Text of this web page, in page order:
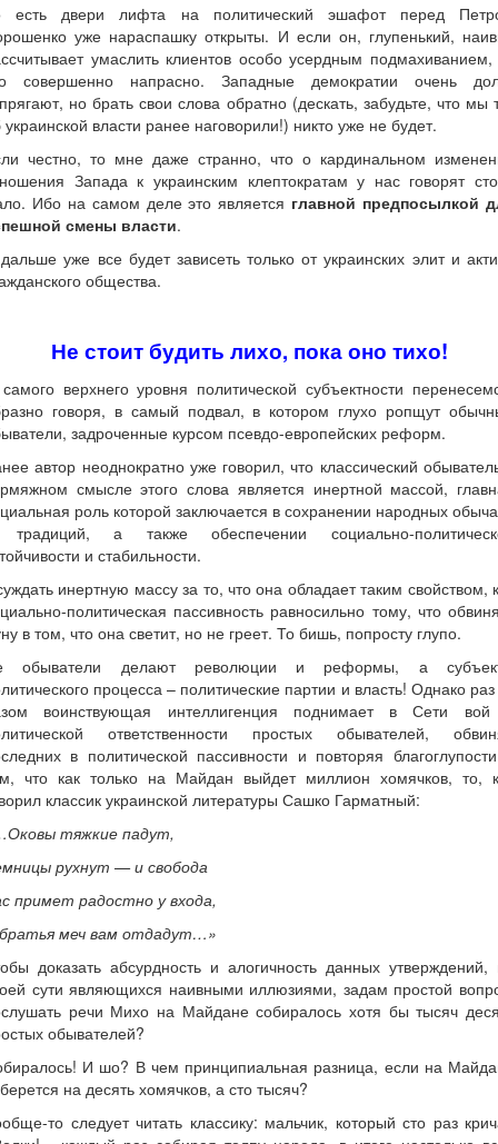
есть двери лифта на политический эшафот перед
уже нараспашку открыты. И если он, глупенький,
умаслить клиентов особо усердным подмахиванием,
совершенно напрасно. Западные демократии очень
но брать свои слова обратно (дескать, забудьте, что мы
украинской власти ранее наговорили!) никто уже не будет.
честно, то мне даже странно, что о кардинальном
Запада к украинским клептократам у нас говорят
Ибо на самом деле это является главной предпосылкой
смены власти.
уже все будет зависеть только от украинских элит и
общества.
Не стоит будить лихо, пока оно тихо!
верхнего уровня политической субъектности
говоря, в самый подвал, в котором глухо ропщут
задроченные курсом псевдо-европейских реформ.
автор неоднократно уже говорил, что классический
смысле этого слова является инертной массой,
роль которой заключается в сохранении народных
а также обеспечении социально-
и стабильности.
инертную массу за то, что она обладает таким свойством,
политическая пассивность равносильно тому, что
в том, что она светит, но не греет. То бишь, попросту глупо.
обыватели делают революции и реформы, а
процесса – политические партии и власть! Однако раз
воинствующая интеллигенция поднимает в Сети
ответственности простых обывателей,
в политической пассивности и повторяя
что как только на Майдан выйдет миллион хомячков, то,
классик украинской литературы Сашко Гарматный:
тяжкие падут,
рухнут — и свобода
примет радостно у входа,
меч вам отдадут…»
доказать абсурдность и алогичность данных утверждений,
сути являющихся наивными иллюзиями, задам простой
речи Михо на Майдане собиралось хотя бы тысяч
обывателей?
И шо? В чем принципиальная разница, если на
на десять хомячков, а сто тысяч?
то следует читать классику: мальчик, который сто раз